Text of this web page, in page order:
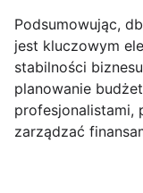
Podsumowując,
jest kluczowym
stabilności
planowanie
profesjonalistami,
zarządzać